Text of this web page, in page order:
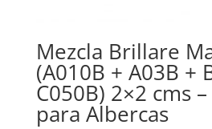
Mezcla Brillare
(A010B + A03B +
C050B) 2×2 cms
para Albercas